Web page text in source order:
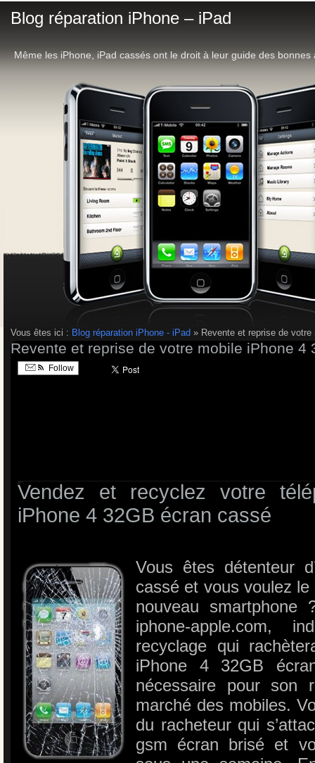
Blog réparation iPhone – iPad
Même les iPhone, iPad cassés ont le droit à leur guide des bonnes
Vous êtes ici : Blog réparation iPhone - iPad » Revente et reprise de
Revente et reprise de votre mobile iPhone 4
Follow
Vendez et recyclez votre
iPhone 4 32GB écran cassé
Vous êtes détenteur
cassé et vous voulez
nouveau
iphone-apple.com,
recyclage qui
iPhone 4 32GB
nécessaire pour son
marché des mobiles.
du racheteur qui
gsm écran brisé et